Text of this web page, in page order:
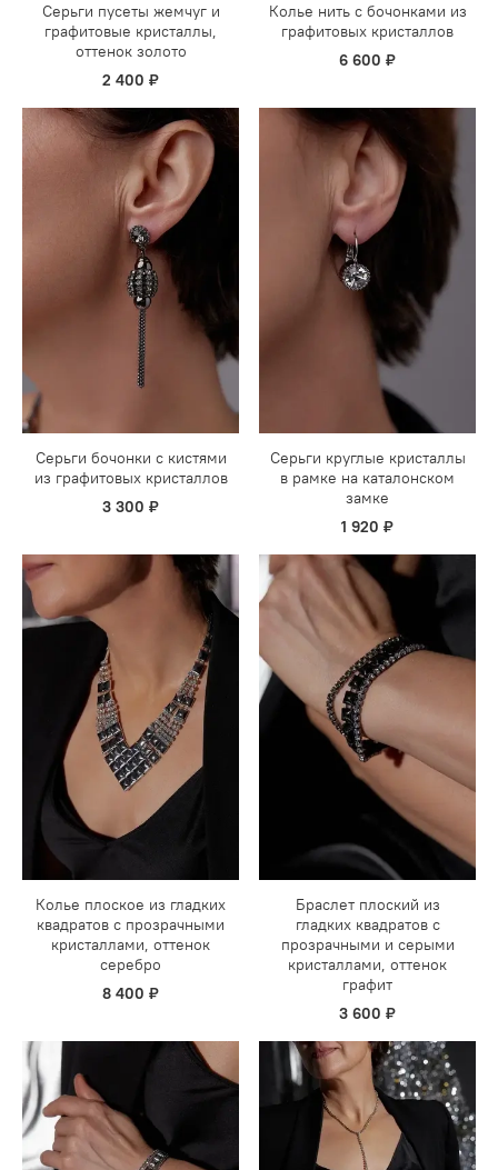
Серьги пусеты жемчуг и
графитовые кристаллы,
оттенок золото
2 400 ₽
Колье нить с бочонками из
графитовых кристаллов
6 600 ₽
Серьги бочонки с кистями
из графитовых кристаллов
3 300 ₽
Серьги круглые кристаллы
в рамке на каталонском
замке
1 920 ₽
Колье плоское из гладких
квадратов с прозрачными
кристаллами, оттенок
серебро
8 400 ₽
Браслет плоский из
гладких квадратов с
прозрачными и серыми
кристаллами, оттенок
графит
3 600 ₽